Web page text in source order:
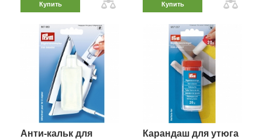
Купить Купить
Анти-кальк для
Карандаш для утюга